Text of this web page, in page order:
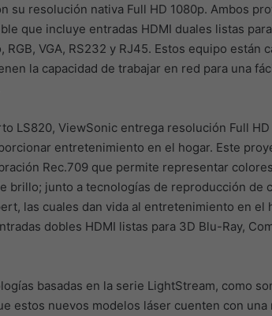
su resolución nativa Full HD 1080p. Ambos
que incluye entradas HDMI duales listas
RGB, VGA, RS232 y RJ45. Estos equipo están
la capacidad de trabajar en red para una
LS820, ViewSonic entrega resolución Full HD
entretenimiento en el hogar. Este
Rec.709 que permite representar
brillo; junto a tecnologías de reproducción de
las cuales dan vida al entretenimiento en el
dobles HDMI listas para 3D Blu-Ray,
basadas en la serie LightStream, como
estos nuevos modelos láser cuenten con